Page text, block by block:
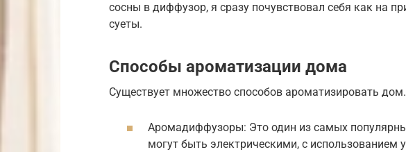
сосны в диффузор, я сразу почувствовал себя как на
суеты.
Способы ароматизации дома
Существует множество способов ароматизировать
Аромадиффузоры: Это один из самых
могут быть электрическими, с использованием